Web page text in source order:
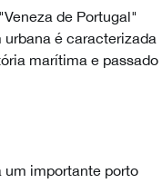
de Portugal"
é caracterizada
marítima e passado
um importante porto